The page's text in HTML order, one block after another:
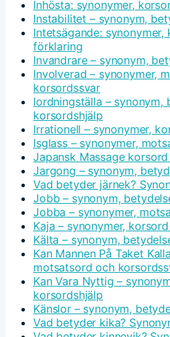
Inhösta: synonymer,
Instabilitet – synonym,
Intetsägande:
förklaring
Invandrare – synonym,
Involverad – synonymer,
korsordssvar
Iordningställa – synonym,
korsordshjälp
Irrationell – synonymer,
Isglass – synonymer,
Japansk Massage
Jargong – synonym,
Vad betyder järnek?
Jobb – synonym,
Jobba – synonymer,
Kaja – synonymer,
Kälta – synonym,
Kan Mannen På Taket
motsatsord och
Kan Vara Nyttig –
korsordshjälp
Känslor – synonym,
Vad betyder kika?